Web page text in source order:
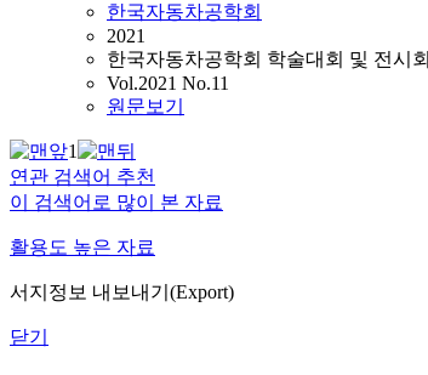
한국자동차공학회
2021
한국자동차공학회 학술대회 및 전시회
Vol.2021 No.11
원문보기
1
연관 검색어 추천
이 검색어로 많이 본 자료
활용도 높은 자료
서지정보 내보내기(Export)
닫기